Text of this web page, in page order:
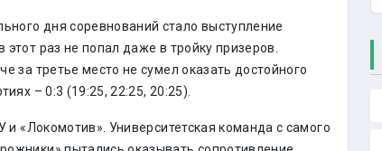
дня соревнований стало выступление
раз не попал даже в тройку призеров.
за третье место не сумел оказать достойного
– 0:3 (19:25, 22:25, 20:25).
и «Локомотив». Университетская команда с самого